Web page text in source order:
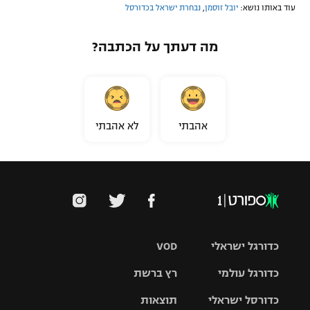
עוד באותו נושא: יובל זוסמן נבחרת ישראל בכדורסל
מה דעתך על הכתבה?
אהבתי לא אהבתי
VOD
רץ ברשת
תוצאות
כדורגל ישראלי
כדורגל עולמי
כדורסל ישראלי